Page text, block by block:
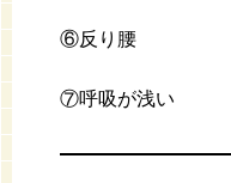
⑥反り腰
⑦呼吸が浅い